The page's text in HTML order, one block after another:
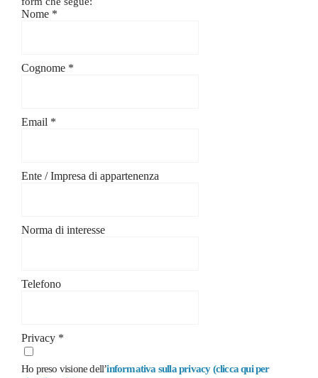
Nome *
Cognome *
Email *
Ente / Impresa di appartenenza
Norma di interesse
Telefono
Privacy *
Ho preso visione dell’informativa sulla privacy (clicca qui per